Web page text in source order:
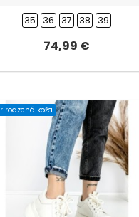
35 36 37 38 39
74,99 €
koža